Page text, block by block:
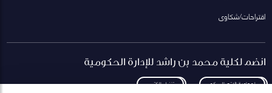
اقتراحات/شكاوى
انضم لكلية محمد بن راشد للإدارة الحكومية
لمعاودة الاتصال بكم تنزيل الكتيب